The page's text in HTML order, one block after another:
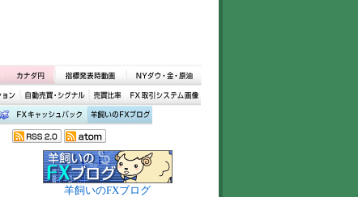
羊飼いのFXブログ